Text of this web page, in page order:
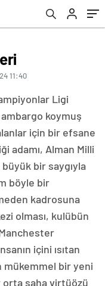
11:40
Ligi
ambargo koymuş
için bir efsane
adamı, Alman Milli
büyük bir saygıyla
böyle bir
kadrosuna
olması, kulübün
içini ısıtan
mükemmel bir yeni
orta saha virtüözü